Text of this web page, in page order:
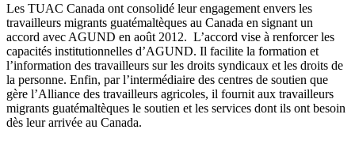
Les TUAC Canada ont consolidé leurengagement envers les
travailleurs migrants guatémaltèques au Canada en signant un
accord avec AGUND en août 2012. L’accord vise à renforcerles
capacités institutionnelles d’AGUND. Il facilite la formation et
l’information des travailleurs surles droits syndicaux et les droits de
la personne. Enfin, parl’intermédiaire des centres de soutien que
gère l’Alliance des travailleurs agricoles, il fournit aux travailleurs
migrants guatémaltèques le soutien et les services dont ils ont besoin
dès leur arrivée au Canada.